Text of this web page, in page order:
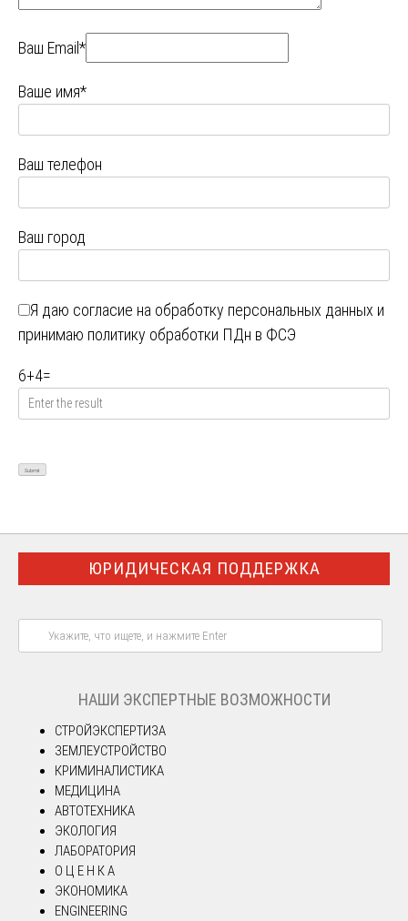
Ваш Email*
Ваше имя*
Ваш телефон
Ваш город
Я даю согласие на обработку персональных данных и
принимаю политику обработки ПДн в ФСЭ
6+4=
ЮРИДИЧЕСКАЯ ПОДДЕРЖКА
НАШИ ЭКСПЕРТНЫЕ ВОЗМОЖНОСТИ
СТРОЙЭКСПЕРТИЗА
ЗЕМЛЕУСТРОЙСТВО
КРИМИНАЛИСТИКА
МЕДИЦИНА
АВТОТЕХНИКА
ЭКОЛОГИЯ
ЛАБОРАТОРИЯ
О Ц Е Н К А
ЭКОНОМИКА
ENGINEERING